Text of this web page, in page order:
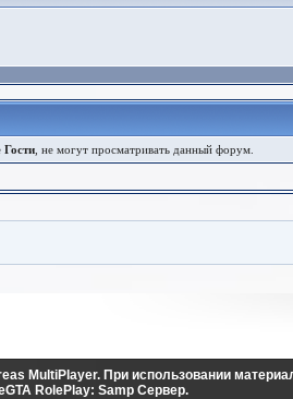
Гости , не могут просматривать данный форум.
MultiPlayer. При использовании
RolePlay: Samp Сервер.